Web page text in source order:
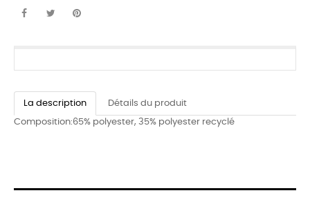
La description Détails du produit
Composition:65% polyester, 35% polyester recyclé